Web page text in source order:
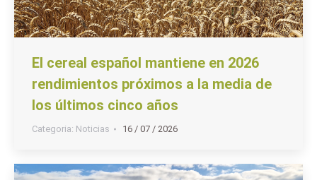
El cereal español mantiene en 2026
rendimientos próximos a la media de
los últimos cinco años
Categoria: Noticias 16 / 07 / 2026